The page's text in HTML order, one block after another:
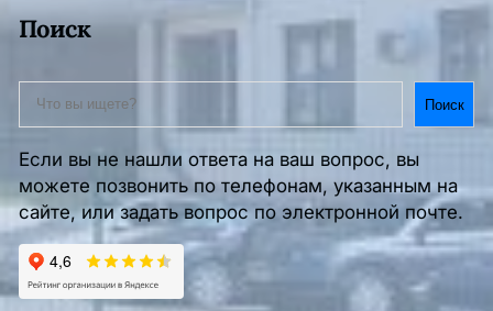
Поиск
a
r
c
h
Поиск
Если вы не нашли ответа на ваш вопрос, вы
можете позвонить по телефонам, указанным на
сайте, или задать вопрос по электронной почте.